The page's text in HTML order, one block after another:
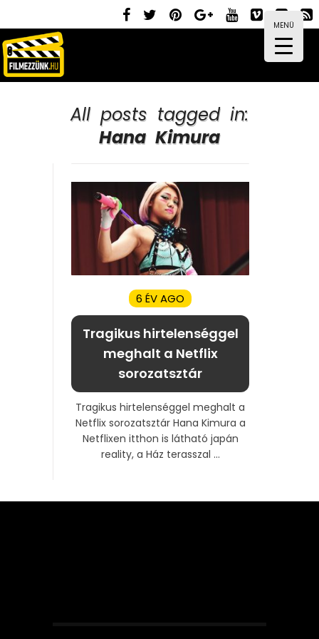
MENÜ
All posts tagged in:
Hana Kimura
6 ÉV AGO
Tragikus hirtelenséggel
meghalt a Netflix
sorozatsztár
Tragikus hirtelenséggel meghalt a
Netflix sorozatsztár Hana Kimura a
Netflixen itthon is látható japán
reality, a Ház terasszal ...